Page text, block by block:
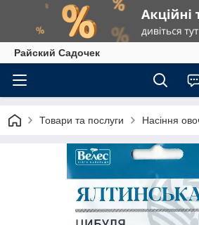
Райский Садочек
Товари та послуги Насіння